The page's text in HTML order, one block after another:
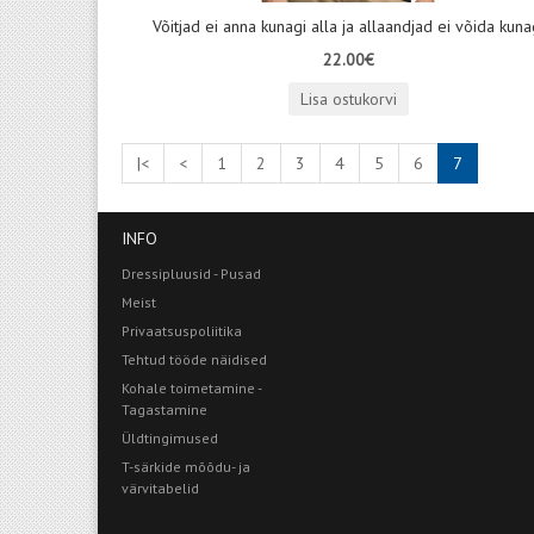
Võitjad ei anna kunagi alla ja allaandjad ei võida
22.00€
Lisa ostukorvi
|< < 1 2 3 4 5 6 7
INFO
Dressipluusid - Pusad
Meist
Privaatsuspoliitika
Tehtud tööde näidised
Kohale toimetamine -
Tagastamine
Üldtingimused
T-särkide mõõdu- ja
värvitabelid